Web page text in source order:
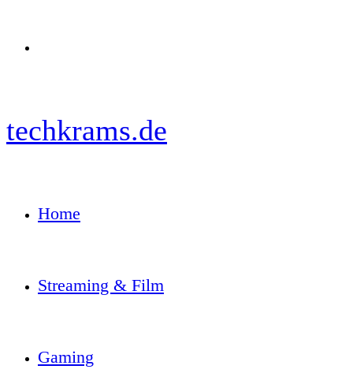
techkrams.de
Home
Streaming & Film
Gaming